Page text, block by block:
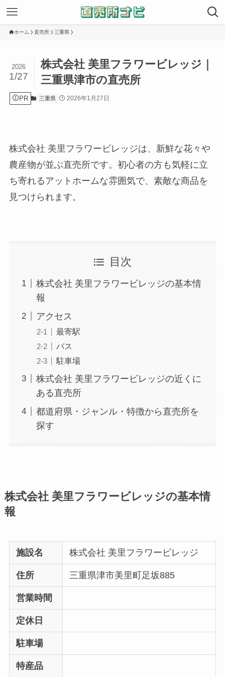
ホーム 直売所 三重県
株式会社 美里フラワービレッジ｜
三重県津市の直売所
2026
1/27
PR 三重県 2026年1月27日
株式会社 美里フラワービレッジは、新鮮な花々や
農産物が並ぶ直売所です。初心者の方も気軽に立
ち寄れるアットホームな雰囲気で、素敵な商品を
見つけられます。
目次
株式会社 美里フラワービレッジの基本情
報
アクセス
最寄駅
バス
駐車場
株式会社 美里フラワービレッジの近くに
ある直売所
都道府県・ジャンル・特徴から直売所を
探す
株式会社 美里フラワービレッジの基本情
報
施設名 株式会社 美里フラワービレッジ
住所 三重県津市美里町足坂885
営業時間
定休日
駐車場
特産品